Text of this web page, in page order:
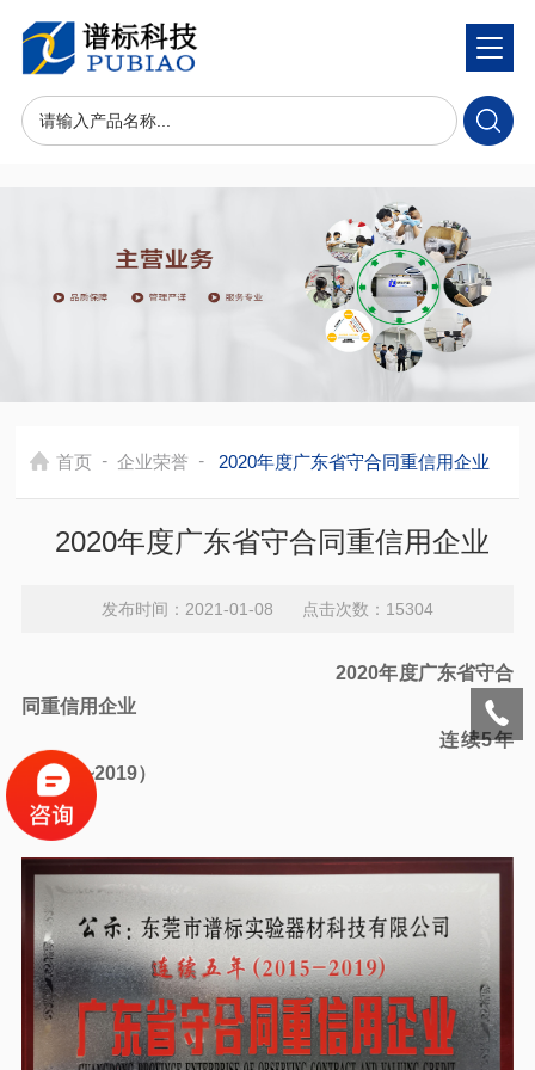
首页 - 企业荣誉 - 2020年度广东省守合同重信用企业
2020年度广东省守合同重信用企业
发布时间：2021-01-08 点击次数：15304
2020年度广东省守合
同重信用企业
连续5年
（2015~2019）